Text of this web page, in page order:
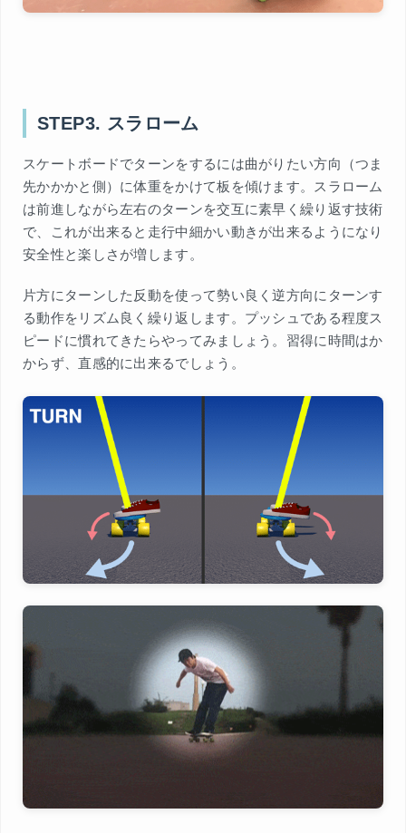
STEP3. スラローム
スケートボードでターンをするには曲がりたい方向（つま
先かかかと側）に体重をかけて板を傾けます。スラローム
は前進しながら左右のターンを交互に素早く繰り返す技術
で、これが出来ると走行中細かい動きが出来るようになり
安全性と楽しさが増します。
片方にターンした反動を使って勢い良く逆方向にターンす
る動作をリズム良く繰り返します。プッシュである程度ス
ピードに慣れてきたらやってみましょう。習得に時間はか
からず、直感的に出来るでしょう。